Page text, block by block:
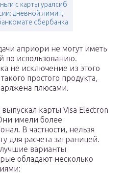
с карты уралсиб
дневной лимит,
сбербанка
априори не могут иметь
по использованию.
не исключение из этого
простого продукта,
плюсами.
карты Visa Electron
имели более
В частности, нельзя
для расчета заграницей.
варианты
обладают несколько